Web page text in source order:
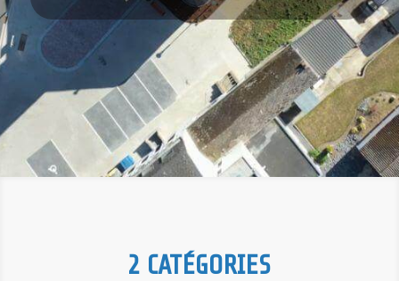
2 CATÉGORIES